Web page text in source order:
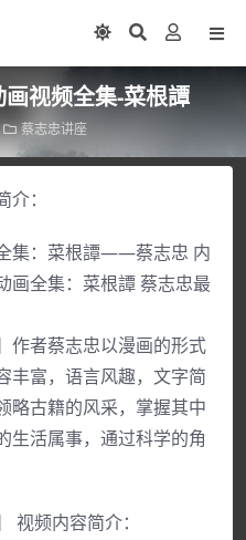
视频全集-菜根譚
蔡志忠讲座
：
集：菜根譚——蔡志忠 内
画全集：菜根譚 蔡志忠最
作者蔡志忠以漫画的形式
丰富，语言风趣，文字简
略古籍的风采，掌握其中
生活属事，通过科学的角
视频内容简介：